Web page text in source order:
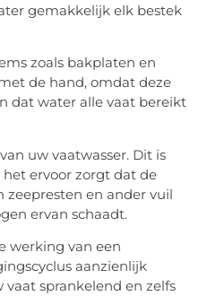
gemakkelijk elk bestek
zoals bakplaten en
de hand, omdat deze
dat water alle vaat bereikt
uw vaatwasser. Dit is
ervoor zorgt dat de
zeepresten en ander vuil
ervan schaadt.
werking van een
aanzienlijk
sprankelend en zelfs